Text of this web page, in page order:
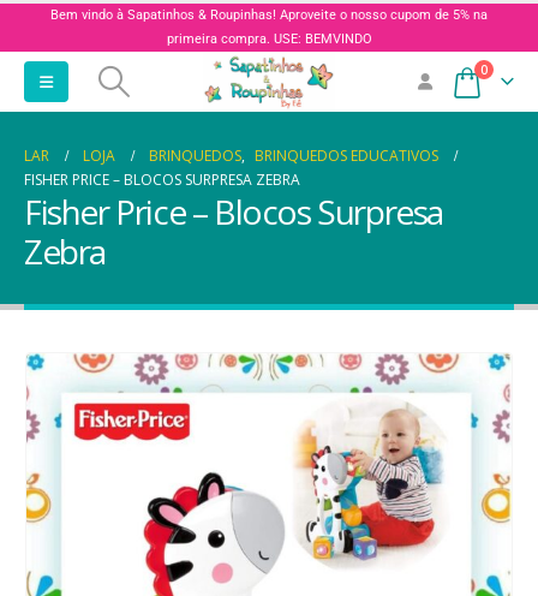
Bem vindo à Sapatinhos & Roupinhas! Aproveite o nosso cupom de 5% na
primeira compra. USE: BEMVINDO
0
LAR LOJA BRINQUEDOS, BRINQUEDOS EDUCATIVOS
FISHER PRICE – BLOCOS SURPRESA ZEBRA
Fisher Price – Blocos Surpresa
Zebra